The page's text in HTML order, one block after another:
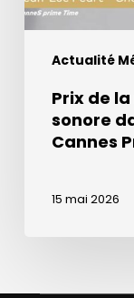
Actualité
la
Cannes
TimePrix de
sonore
Cannes
15 mai 2026